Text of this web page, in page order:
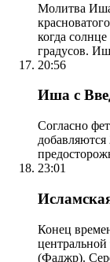
Молитва Иша
когда
градусов.
20:56
Иша с
Согласно
23:01
Конец
(Фаджр).